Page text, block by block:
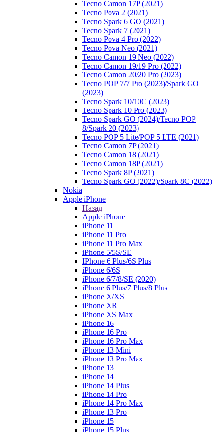
Tecno Camon 17P (2021)
Tecno Pova 2 (2021)
Tecno Spark 6 GO (2021)
Tecno Spark 7 (2021)
Tecno Pova 4 Pro (2022)
Tecno Pova Neo (2021)
Tecno Camon 19 Neo (2022)
Tecno Camon 19/19 Pro (2022)
Tecno Camon 20/20 Pro (2023)
Tecno POP 7/7 Pro (2023)/Spark GO
(2023)
Tecno Spark 10/10C (2023)
Tecno Spark 10 Pro (2023)
Tecno Spark GO (2024)/Tecno POP
8/Spark 20 (2023)
Tecno POP 5 Lite/POP 5 LTE (2021)
Tecno Camon 7P (2021)
Tecno Camon 18 (2021)
Tecno Camon 18P (2021)
Tecno Spark 8P (2021)
Tecno Spark GO (2022)/Spark 8C (2022)
Nokia
Apple iPhone
Назад
Apple iPhone
iPhone 11
iPhone 11 Pro
iPhone 11 Pro Max
iPhone 5/5S/SE
IPhone 6 Plus/6S Plus
iPhone 6/6S
iPhone 6/7/8/SE (2020)
iPhone 6 Plus/7 Plus/8 Plus
iPhone X/XS
iPhone XR
iPhone XS Max
iPhone 16
iPhone 16 Pro
iPhone 16 Pro Max
iPhone 13 Mini
iPhone 13 Pro Max
iPhone 13
iPhone 14
iPhone 14 Plus
iPhone 14 Pro
iPhone 14 Pro Max
iPhone 13 Pro
iPhone 15
iPhone 15 Plus